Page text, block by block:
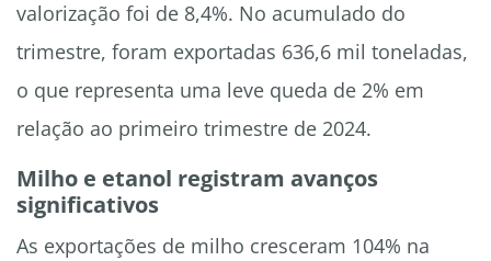
valorização foi de 8,4%. No acumulado do
trimestre, foram exportadas 636,6 mil toneladas,
o que representa uma leve queda de 2% em
relação ao primeiro trimestre de 2024.
Milho e etanol registram avanços
significativos
As exportações de milho cresceram 104% na